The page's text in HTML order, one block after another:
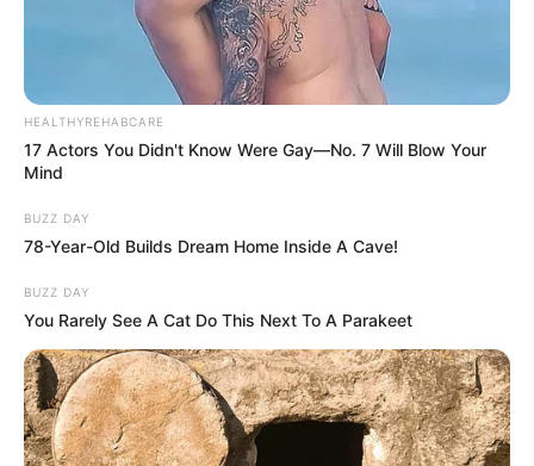
HEALTHYREHABCARE
17 Actors You Didn't Know Were Gay—No. 7 Will Blow Your
Mind
BUZZ DAY
78-Year-Old Builds Dream Home Inside A Cave!
BUZZ DAY
You Rarely See A Cat Do This Next To A Parakeet